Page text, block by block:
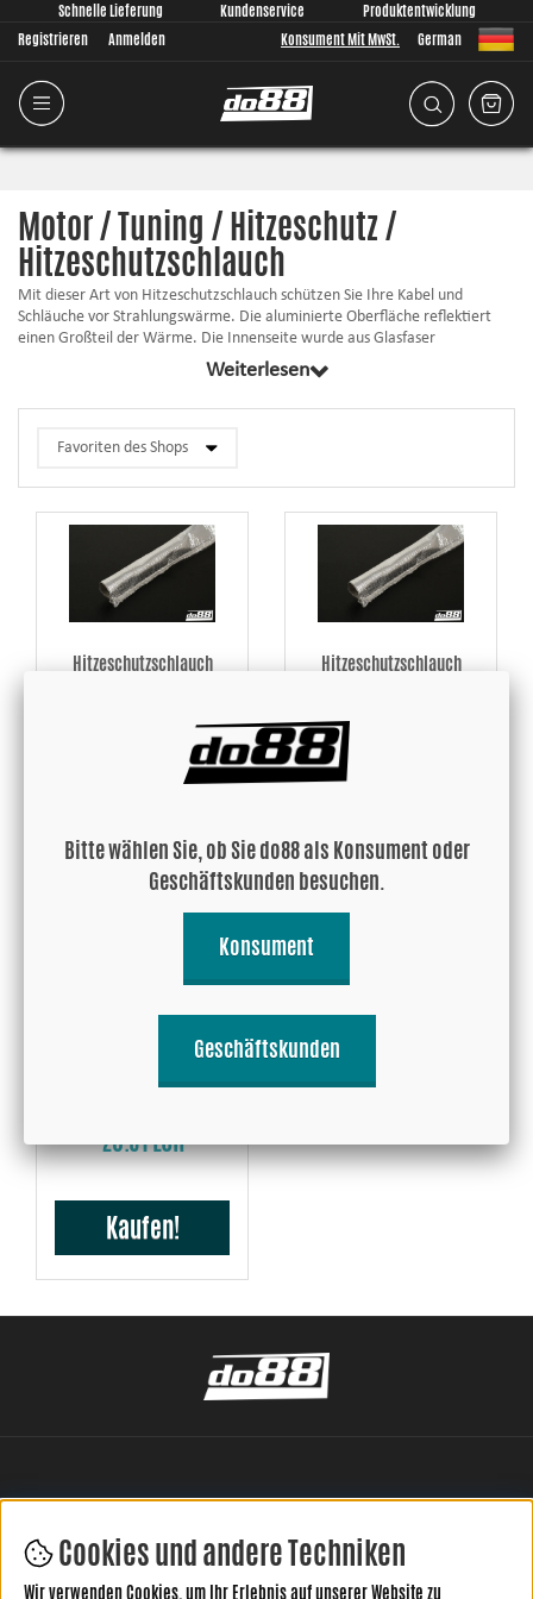
Schnelle Lieferung Kundenservice
Produktentwicklung
Registrieren
Anmelden Konsument Mit MwSt. German
Motor / Tuning / Hitzeschutz /
Hitzeschutzschlauch
Mit dieser Art von Hitzeschutzschlauch schützen Sie Ihre Kabel und
Schläuche vor Strahlungswärme. Die aluminierte Oberfläche reflektiert
einen Großteil der Wärme. Die Innenseite wurde aus Glasfaser
hergestellt. Die Kombination der Innenseite aus Glasfaser und
aluminierten Oberfläche machen diesen Schlauch zu einem effektiven
Weiterlesen
Hitzeschutzschlauch
Kaufen!
Hitzeschutzschlauch
17.09 EUR
Kaufen!
Hitzeschutzschlauch
23.51 EUR
Kaufen!
HINTERLASSE DEINE BEWERTUNG HIER
Cookies und andere Techniken
Wir verwenden Cookies, um Ihr Erlebnis auf unserer Website zu
Bitte wählen Sie, ob Sie do88 als Konsument oder
Geschäftskunden besuchen.
Konsument
Geschäftskunden